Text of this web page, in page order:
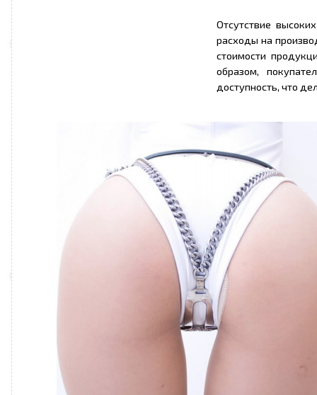
Отсутствие
расходы на
стоимости
образом,
доступность, что